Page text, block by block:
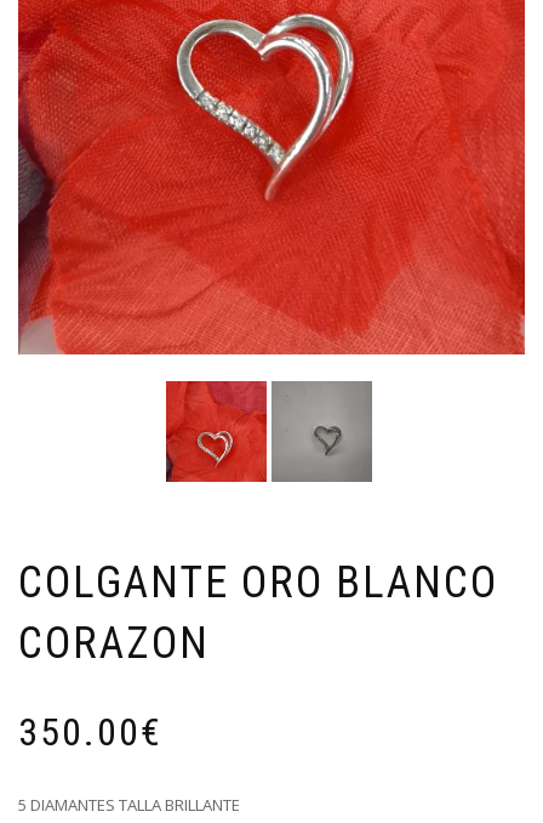
COLGANTE ORO BLANCO
CORAZON
350.00€
5 DIAMANTES TALLA BRILLANTE